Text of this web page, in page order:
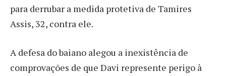
para derrubar a medida protetiva de Tamires
Assis, 32, contra ele.
A defesa do baiano alegou a inexistência de
comprovações de que Davi represente perigo à